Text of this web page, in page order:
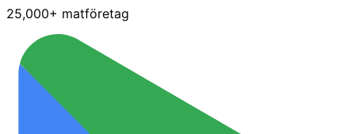
25,000+ matföretag